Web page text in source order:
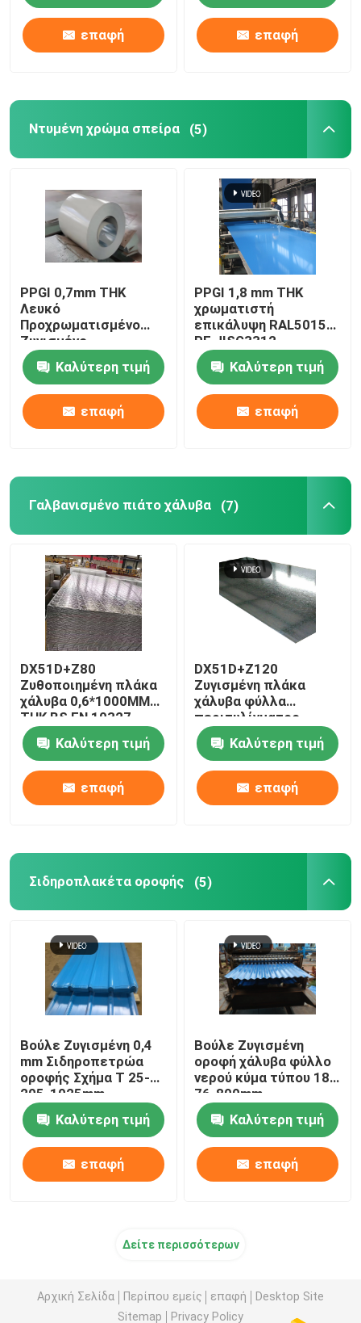
επαφή επαφή
Ντυμένη χρώμα σπείρα (5)
PPGI 0,7mm THK
Λευκό
Προχρωματισμένο
Ζυγισμένο
Σιδηροτροχείο
RAL9016 PE JISG3312
Καλύτερη τιμή
επαφή
PPGI 1,8 mm THK
χρωματιστή
επικάλυψη RAL5015
PE JISG3312
Καλύτερη τιμή
επαφή
Γαλβανισμένο πιάτο χάλυβα (7)
DX51D+Z80
Ζυθοποιημένη πλάκα
χάλυβα 0,6*1000MM
THK BS EN 10327
Τελεία με μοτίβο
Καλύτερη τιμή
επαφή
DX51D+Z120
Ζυγισμένη πλάκα
χάλυβα φύλλα
περιτυλίγματος
0,3*1250MM THK BS
EN 10327 Big Spangle
Καλύτερη τιμή
επαφή
Σιδηροπλακέτα οροφής (5)
Βούλε Ζυγισμένη 0,4
mm Σιδηροπετρώα
οροφής Σχήμα Τ 25-
205-1025mm
Καλύτερη τιμή
επαφή
Βούλε Ζυγισμένη
οροφή χάλυβα φύλλο
νερού κύμα τύπου 18-
76-800mm
Καλύτερη τιμή
επαφή
Δείτε περισσότερων
Αρχική Σελίδα Περίπου εμείς επαφή
Desktop Site
Sitemap
Privacy Policy